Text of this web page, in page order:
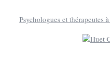
Psychologues et thérapeutes